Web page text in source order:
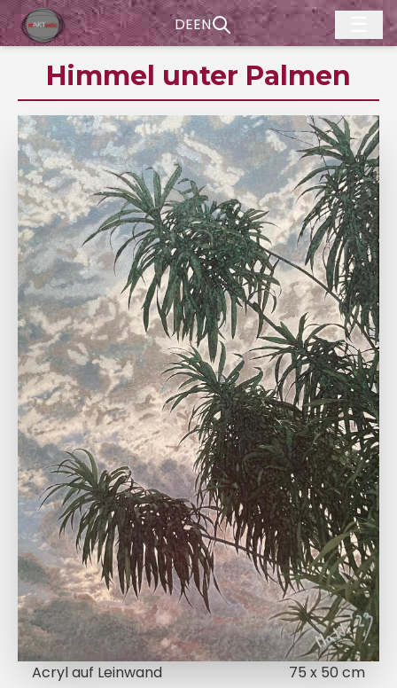
DEEN
Himmel unter Palmen
Acryl auf Leinwand 75 x 50 cm